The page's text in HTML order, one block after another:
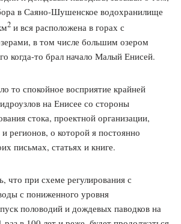
в Саяно-Шушенское водохранилище
2 и вся расположена в горах с
в том числе большим озером
когда-то брал начало Малый Енисей.
то спокойное восприятие крайней
на Енисее со стороны
стока, проектной организации,
регионов, о которой я постоянно
письмах, статьях и книге.
что при схеме регулирования с
с пониженного уровня
половодий и дождевых паводков на